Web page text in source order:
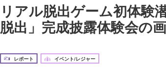
リアル脱出ゲーム初体験
脱出」完成披露体験会の
レポート イベント/レジャー